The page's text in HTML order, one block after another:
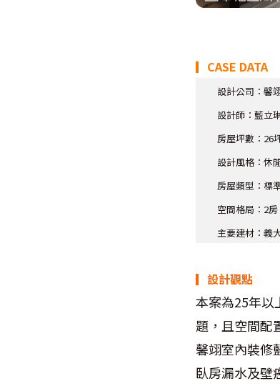
▎CASE DATA
設計公司： 馨
設計師： 藍立
房屋坪數： 26
設計風格： 休
房屋類型： 標
空間格局：2房
主要建材： 義
▎ 設計觀點
本案為25年以
題，且空間配
馨翊室內裝修
臥房漏水及壁